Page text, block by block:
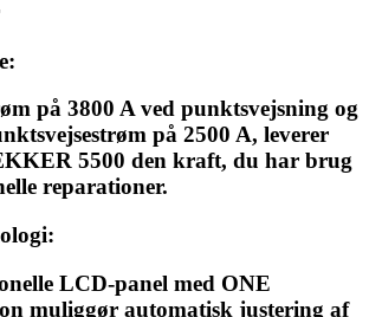
på 3800 A ved punktsvejsning og
på 2500 A, leverer
5500 den kraft, du har brug
reparationer.
LCD-panel med ONE
muliggør automatisk justering af